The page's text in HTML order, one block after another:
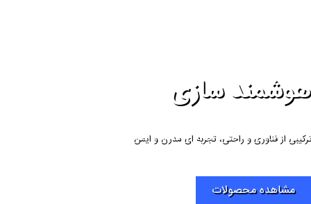
هوشمند سازی
ترکیبی از فناوری و راحتی، تجربه ای مدرن و ایمن
مشاهده محصولات